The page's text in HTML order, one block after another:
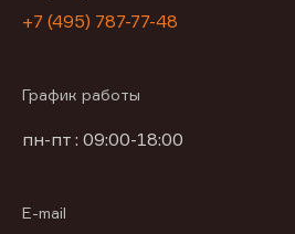
+7 (495) 787-77-48
График работы
пн-пт : 09:00-18:00
E-mail